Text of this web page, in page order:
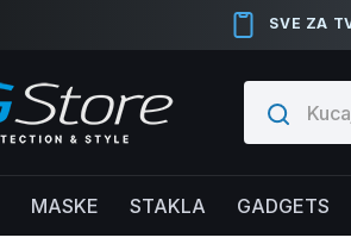
SVE ZA
MASKE STAKLA GADGETS